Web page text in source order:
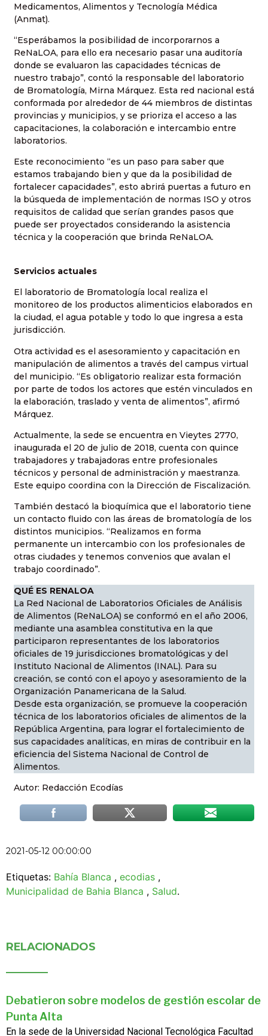
Medicamentos, Alimentos y Tecnología Médica
(Anmat).
“Esperábamos la posibilidad de incorporarnos a
ReNaLOA, para ello era necesario pasar una auditoría
donde se evaluaron las capacidades técnicas de
nuestro trabajo”, contó la responsable del laboratorio
de Bromatología, Mirna Márquez. Esta red nacional está
conformada por alrededor de 44 miembros de distintas
provincias y municipios, y se prioriza el acceso a las
capacitaciones, la colaboración e intercambio entre
laboratorios.
Este reconocimiento “es un paso para saber que
estamos trabajando bien y que da la posibilidad de
fortalecer capacidades”, esto abrirá puertas a futuro en
la búsqueda de implementación de normas ISO y otros
requisitos de calidad que serían grandes pasos que
puede ser proyectados considerando la asistencia
técnica y la cooperación que brinda ReNaLOA.
Servicios actuales
El laboratorio de Bromatología local realiza el
monitoreo de los productos alimenticios elaborados en
la ciudad, el agua potable y todo lo que ingresa a esta
jurisdicción.
Otra actividad es el asesoramiento y capacitación en
manipulación de alimentos a través del campus virtual
del municipio. “Es obligatorio realizar esta formación
por parte de todos los actores que estén vinculados en
la elaboración, traslado y venta de alimentos”, afirmó
Márquez.
Actualmente, la sede se encuentra en Vieytes 2770,
inaugurada el 20 de julio de 2018, cuenta con quince
trabajadores y trabajadoras entre profesionales
técnicos y personal de administración y maestranza.
Este equipo coordina con la Dirección de Fiscalización.
También destacó la bioquímica que el laboratorio tiene
un contacto fluido con las áreas de bromatología de los
distintos municipios. “Realizamos en forma
permanente un intercambio con los profesionales de
otras ciudades y tenemos convenios que avalan el
trabajo coordinado”.
QUÉ ES RENALOA
La Red Nacional de Laboratorios Oficiales de Análisis
de Alimentos (ReNaLOA) se conformó en el año 2006,
mediante una asamblea constitutiva en la que
participaron representantes de los laboratorios
oficiales de 19 jurisdicciones bromatológicas y del
Instituto Nacional de Alimentos (INAL). Para su
creación, se contó con el apoyo y asesoramiento de la
Organización Panamericana de la Salud.
Desde esta organización, se promueve la cooperación
técnica de los laboratorios oficiales de alimentos de la
República Argentina, para lograr el fortalecimiento de
sus capacidades analíticas, en miras de contribuir en la
eficiencia del Sistema Nacional de Control de
Alimentos.
Autor: Redacción Ecodías
2021-05-12 00:00:00
Etiquetas: Bahía Blanca , ecodias ,
Municipalidad de Bahia Blanca , Salud.
RELACIONADOS
Debatieron sobre modelos de gestión escolar de
Punta Alta
En la sede de la Universidad Nacional Tecnológica Facultad